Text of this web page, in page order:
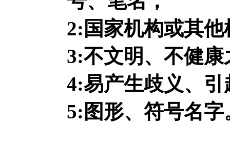
2:国家机构或其
3:不文明、不健康
4:易产生歧义、
5:图形、符号名字